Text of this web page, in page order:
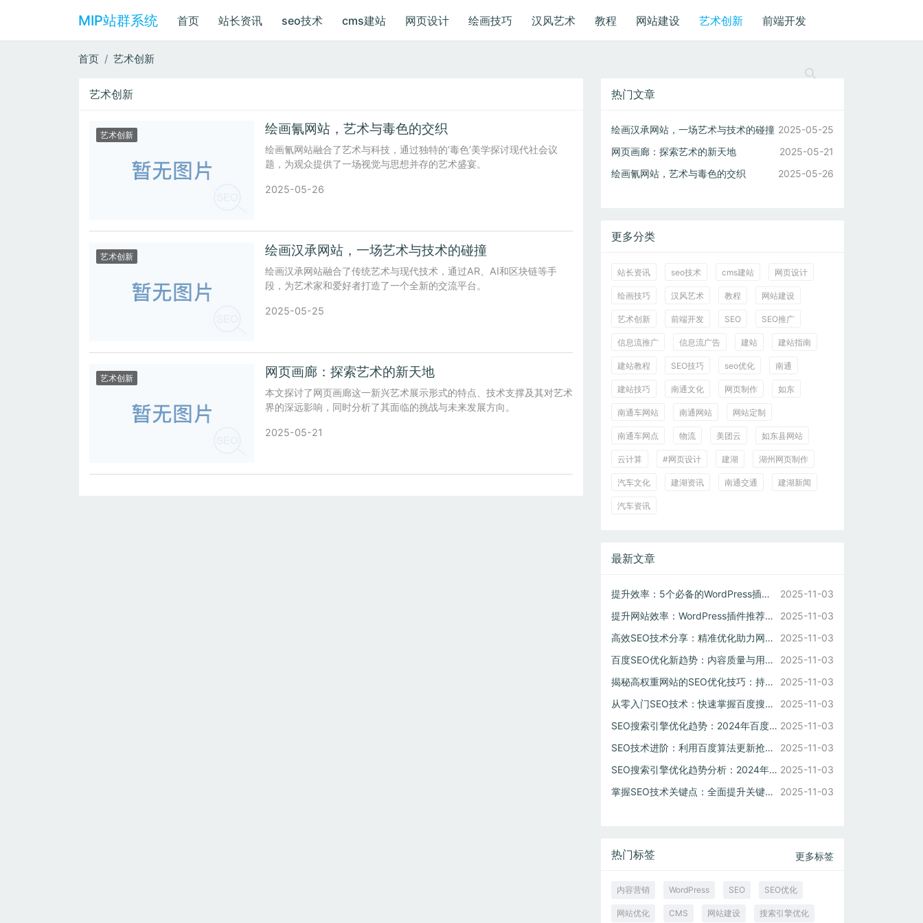
MIP站群系统 首页 站长资讯 seo技术 cms建站 网页设计 绘画技巧 汉风艺术 教程 网站建设 艺术创新 前端开发
首页 艺术创新
艺术创新
艺术创新 绘画氰网站，艺术与毒色的交织
绘画氰网站融合了艺术与科技，通过独特的‘毒色’美学探讨现代社会议
题，为观众提供了一场视觉与思想并存的艺术盛宴。
2025-05-26
艺术创新 绘画汉承网站，一场艺术与技术的碰撞
绘画汉承网站融合了传统艺术与现代技术，通过AR、AI和区块链等手
段，为艺术家和爱好者打造了一个全新的交流平台。
2025-05-25
艺术创新 网页画廊：探索艺术的新天地
本文探讨了网页画廊这一新兴艺术展示形式的特点、技术支撑及其对艺术
界的深远影响，同时分析了其面临的挑战与未来发展方向。
2025-05-21
热门文章
绘画汉承网站，一场艺术与技术的碰撞 2025-05-25
网页画廊：探索艺术的新天地
2025-05-21
绘画氰网站，艺术与毒色的交织
2025-05-26
更多分类
站长资讯 seo技术 cms建站 网页设计
绘画技巧 汉风艺术 教程 网站建设
艺术创新 前端开发 SEO SEO推广
信息流推广 信息流广告 建站 建站指南
建站教程 SEO技巧 seo优化 南通
建站技巧 南通文化 网页制作 如东
南通车网站 南通网站 网站定制
南通车网点 物流 美团云 如东县网站
云计算 #网页设计 建湖 湖州网页制作
汽车文化 建湖资讯 南通交通 建湖新闻
汽车资讯
最新文章
提升效率：5个必备的WordPress插件推荐（CMS建站必备）
2025-11-03
提升网站效率：WordPress插件推荐与CMS优化策略
2025-11-03
高效SEO技术分享：精准优化助力网站流量翻倍
2025-11-03
百度SEO优化新趋势：内容质量与用户体验双驱动
2025-11-03
揭秘高权重网站的SEO优化技巧：持续提升关键词排名
2025-11-03
从零入门SEO技术：快速掌握百度搜索排名规则
2025-11-03
SEO搜索引擎优化趋势：2024年百度排名规则变化应对方案 2025-11-03
SEO技术进阶：利用百度算法更新抢占搜索流量先机
2025-11-03
SEO搜索引擎优化趋势分析：2024年搜索排名新规则解读 2025-11-03
掌握SEO技术关键点：全面提升关键词排名的方法
2025-11-03
热门标签 更多标签
内容营销 WordPress SEO SEO优化
网站优化 CMS 网站建设 搜索引擎优化